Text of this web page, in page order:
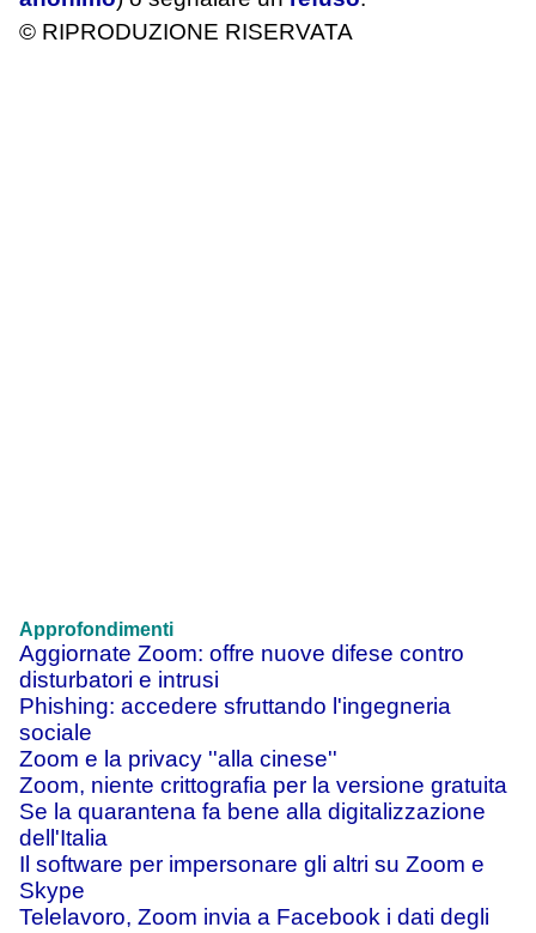
© RIPRODUZIONE RISERVATA
Approfondimenti
Aggiornate Zoom: offre nuove difese contro
disturbatori e intrusi
Phishing: accedere sfruttando l'ingegneria
sociale
Zoom e la privacy ''alla cinese''
Zoom, niente crittografia per la versione gratuita
Se la quarantena fa bene alla digitalizzazione
dell'Italia
Il software per impersonare gli altri su Zoom e
Skype
Telelavoro, Zoom invia a Facebook i dati degli